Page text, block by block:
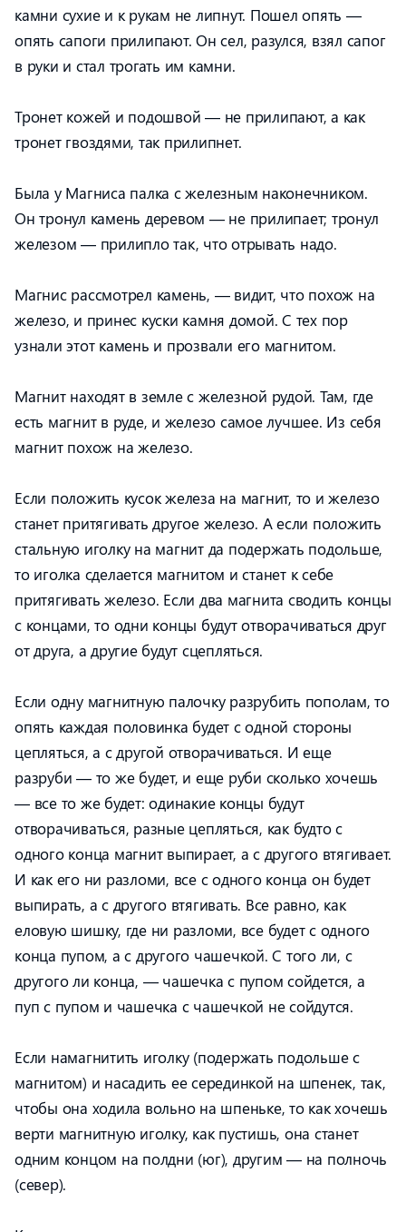
камни сухие и к рукам не липнут. Пошел опять —
опять сапоги прилипают. Он сел, разулся, взял сапог
в руки и стал трогать им камни.
Тронет кожей и подошвой — не прилипают, а как
тронет гвоздями, так прилипнет.
Была у Магниса палка с железным наконечником.
Он тронул камень деревом — не прилипает; тронул
железом — прилипло так, что отрывать надо.
Магнис рассмотрел камень, — видит, что похож на
железо, и принес куски камня домой. С тех пор
узнали этот камень и прозвали его магнитом.
Магнит находят в земле с железной рудой. Там, где
есть магнит в руде, и железо самое лучшее. Из себя
магнит похож на железо.
Если положить кусок железа на магнит, то и железо
станет притягивать другое железо. А если положить
стальную иголку на магнит да подержать подольше,
то иголка сделается магнитом и станет к себе
притягивать железо. Если два магнита сводить концы
с концами, то одни концы будут отворачиваться друг
от друга, а другие будут сцепляться.
Если одну магнитную палочку разрубить пополам, то
опять каждая половинка будет с одной стороны
цепляться, а с другой отворачиваться. И еще
разруби — то же будет, и еще руби сколько хочешь
— все то же будет: одинакие концы будут
отворачиваться, разные цепляться, как будто с
одного конца магнит выпирает, а с другого втягивает.
И как его ни разломи, все с одного конца он будет
выпирать, а с другого втягивать. Все равно, как
еловую шишку, где ни разломи, все будет с одного
конца пупом, а с другого чашечкой. С того ли, с
другого ли конца, — чашечка с пупом сойдется, а
пуп с пупом и чашечка с чашечкой не сойдутся.
Если намагнитить иголку (подержать подольше с
магнитом) и насадить ее серединкой на шпенек, так,
чтобы она ходила вольно на шпеньке, то как хочешь
верти магнитную иголку, как пустишь, она станет
одним концом на полдни (юг), другим — на полночь
(север).